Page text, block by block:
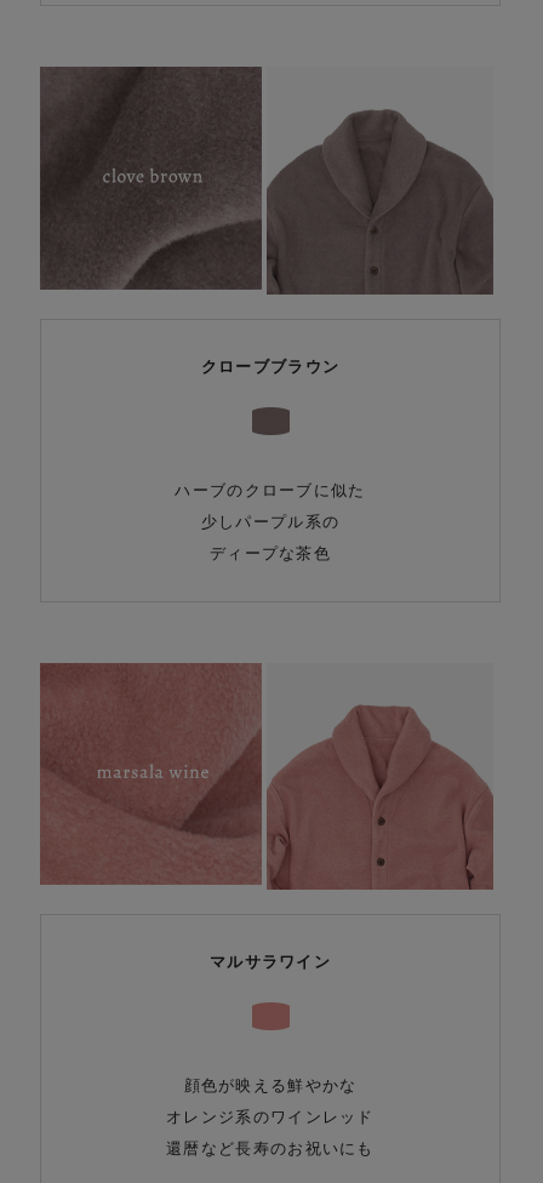
クローブブラウン
ハーブのクローブに似た
少しパープル系の
ディープな茶色
マルサラワイン
顔色が映える鮮やかな
オレンジ系のワインレッド
還暦など長寿のお祝いにも